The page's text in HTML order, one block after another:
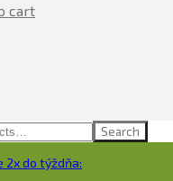
cart
Search
2x do týždňa: